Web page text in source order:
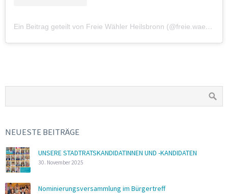
Ein Beitrag geteilt von Freie Wähler Heilsbronn (@freie.waehler.heilsbronn)
NEUESTE BEITRÄGE
UNSERE STADTRATSKANDIDATINNEN UND -KANDIDATEN
30. November 2025
Nominierungsversammlung im Bürgertreff